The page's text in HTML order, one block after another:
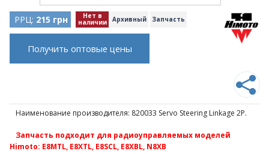
РРЦ: 215 грн Нет в
наличии Архивный Запчасть
Получить оптовые цены
Наименование производителя: 820033 Servo Steering Linkage 2P.
Запчасть подходит для радиоуправляемых моделей
Himoto: E8MTL, E8XTL, E8SCL, E8XBL, N8XB